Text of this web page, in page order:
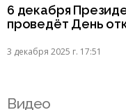
6 декабря
проведёт День
3 декабря 2025 г. 17:51
Видео